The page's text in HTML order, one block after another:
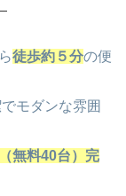
徒歩約５分の便
モダンな雰囲
無料40台）完